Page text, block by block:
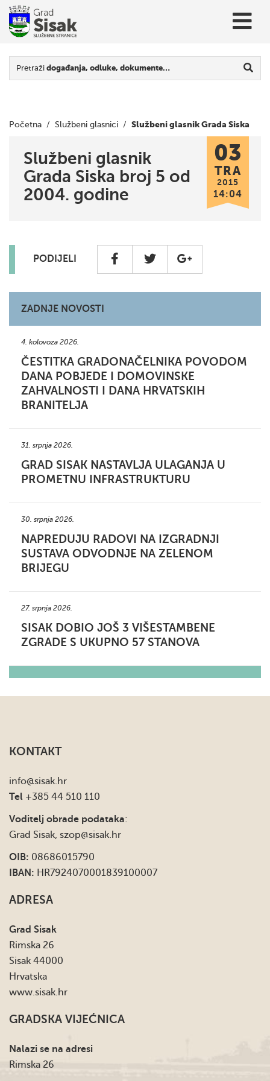
Pretraži događanja, odluke, dokumente…
Početna / Službeni glasnici / Službeni glasnik Grada Siska
Službeni glasnik
Grada Siska broj 5 od
2004. godine
03
TRA
2015
14:04
PODIJELI
ZADNJE NOVOSTI
4. kolovoza 2026.
ČESTITKA GRADONAČELNIKA POVODOM
DANA POBJEDE I DOMOVINSKE
ZAHVALNOSTI I DANA HRVATSKIH
BRANITELJA
31. srpnja 2026.
GRAD SISAK NASTAVLJA ULAGANJA U
PROMETNU INFRASTRUKTURU
30. srpnja 2026.
NAPREDUJU RADOVI NA IZGRADNJI
SUSTAVA ODVODNJE NA ZELENOM
BRIJEGU
27. srpnja 2026.
SISAK DOBIO JOŠ 3 VIŠESTAMBENE
ZGRADE S UKUPNO 57 STANOVA
KONTAKT
info@sisak.hr
Tel +385 44 510 110
Voditelj obrade podataka:
Grad Sisak, szop@sisak.hr
OIB: 08686015790
IBAN: HR7924070001839100007
ADRESA
Grad Sisak
Rimska 26
Sisak 44000
Hrvatska
www.sisak.hr
GRADSKA VIJEĆNICA
Nalazi se na adresi
Rimska 26